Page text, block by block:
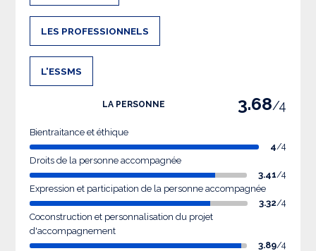
LES PROFESSIONNELS
L'ESSMS
LA PERSONNE 3.68/4
Bientraitance et éthique
4/4
Droits de la personne accompagnée
3.41/4
Expression et participation de la personne accompagnée
3.32/4
Coconstruction et personnalisation du projet
d'accompagnement
3.89/4